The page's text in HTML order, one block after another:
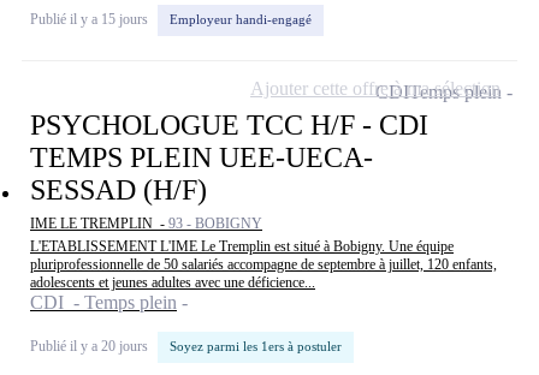
Publié il y a 15 jours Employeur handi-engagé
PSYCHOLOGUE TCC H/F - CDI
TEMPS PLEIN UEE-UECA-
SESSAD (H/F)
IME LE TREMPLIN - 93 - BOBIGNY
L'ETABLISSEMENT L'IME Le Tremplin est situé à Bobigny. Une équipe
pluriprofessionnelle de 50 salariés accompagne de septembre à juillet, 120 enfants,
adolescents et jeunes adultes avec une déficience...
CDI - Temps plein
Publié il y a 20 jours Soyez parmi les 1ers à postuler
CDITemps plein
Ajouter cette offre à ma sélection